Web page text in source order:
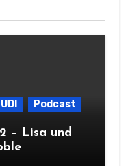
Podcast
– Lisa und